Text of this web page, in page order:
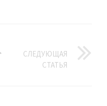
СЛЕДУЮЩАЯ
СТАТЬЯ